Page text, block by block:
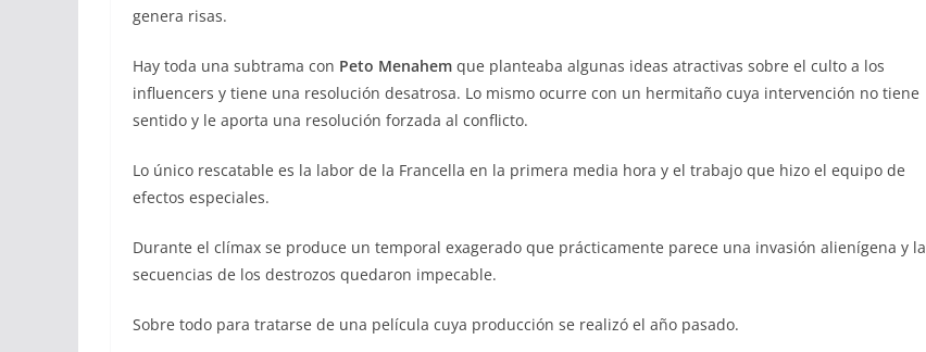
genera risas.
Hay toda una subtrama con Peto Menahem que planteaba algunas ideas atractivas sobre el culto a los
influencers y tiene una resolución desatrosa. Lo mismo ocurre con un hermitaño cuya intervención no tiene
sentido y le aporta una resolución forzada al conflicto.
Lo único rescatable es la labor de la Francella en la primera media hora y el trabajo que hizo el equipo de
efectos especiales.
Durante el clímax se produce un temporal exagerado que prácticamente parece una invasión alienígena y la
secuencias de los destrozos quedaron impecable.
Sobre todo para tratarse de una película cuya producción se realizó el año pasado.